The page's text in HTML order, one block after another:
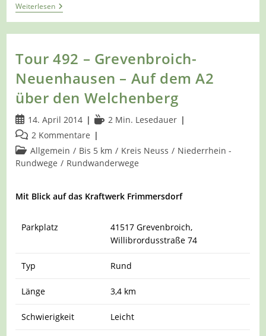
WeiterlesenTour
502–
Grevenbroich-
Noithausen
Auf
Dem
A3
Entlang
Der
Erft
Tour 492 – Grevenbroich-
Neuenhausen – Auf dem A2
über den Welchenberg
Beitrag
veröffentlicht:
14. April 2014 Lesedauer:
2 Min. Lesedauer
Beitrags-
Kommentare:
2 Kommentare
Beitrags-
Kategorie:
Allgemein / Bis 5 km / Kreis Neuss / Niederrhein -
Rundwege / Rundwanderwege
Mit Blick auf das Kraftwerk Frimmersdorf
Parkplatz
41517 Grevenbroich,
Willibrordusstraße 74
Typ Rund
Länge 3,4 km
Schwierigkeit Leicht